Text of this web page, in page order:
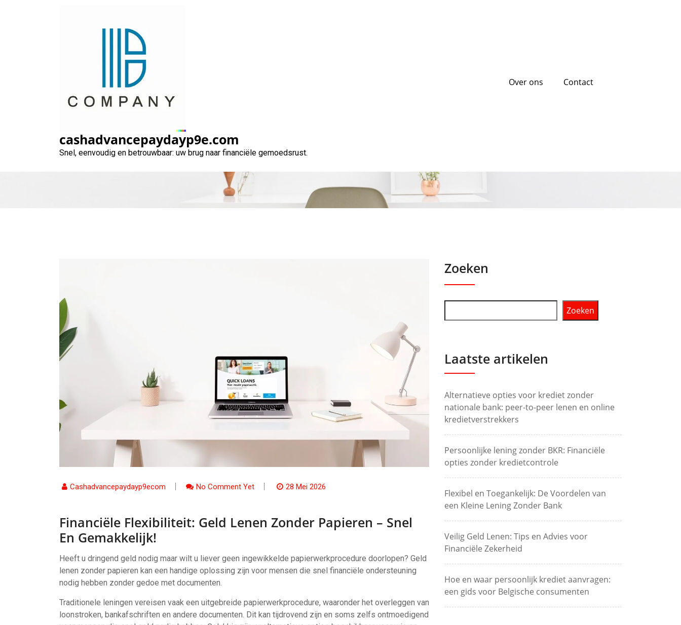
cashadvancepaydayp9e.com
Snel, eenvoudig en betrouwbaar: uw brug naar financiële gemoedsrust.
Over ons Contact
Financiële Flexibiliteit: Geld Lenen Zonder Papieren – Snel
Cashadvancepaydayp9ecom No Comment Yet 28 Mei 2026
Financiële Flexibiliteit: Geld Lenen Zonder Papieren – Snel
En Gemakkelijk!
Heeft u dringend geld nodig maar wilt u liever geen ingewikkelde papierwerkprocedure doorlopen? Geld
lenen zonder papieren kan een handige oplossing zijn voor mensen die snel financiële ondersteuning
nodig hebben zonder gedoe met documenten.
Traditionele leningen vereisen vaak een uitgebreide papierwerkprocedure, waaronder het overleggen van
loonstroken, bankafschriften en andere documenten. Dit kan tijdrovend zijn en soms zelfs ontmoedigend
Zoeken
Zoeken
Laatste artikelen
Alternatieve opties voor krediet zonder
nationale bank: peer-to-peer lenen en online
kredietverstrekkers
Persoonlijke lening zonder BKR: Financiële
opties zonder kredietcontrole
Flexibel en Toegankelijk: De Voordelen van
een Kleine Lening Zonder Bank
Veilig Geld Lenen: Tips en Advies voor
Financiële Zekerheid
Hoe en waar persoonlijk krediet aanvragen:
een gids voor Belgische consumenten